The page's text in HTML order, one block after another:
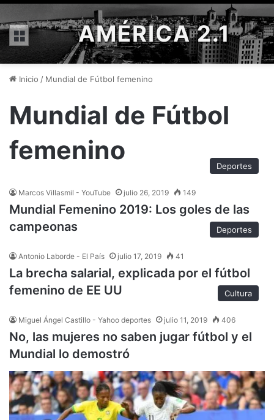
Menú AMÉRICA 2.1
Inicio / Mundial de Fútbol femenino
Mundial de Fútbol
femenino
Deportes
Marcos Villasmil - YouTube julio 26, 2019 149
Mundial Femenino 2019: Los goles de las
campeonas
Deportes
Antonio Laborde - El País julio 17, 2019 41
La brecha salarial, explicada por el fútbol
femenino de EE UU
Cultura
Miguel Ángel Castillo - Yahoo deportes julio 11, 2019 406
No, las mujeres no saben jugar fútbol y el
Mundial lo demostró